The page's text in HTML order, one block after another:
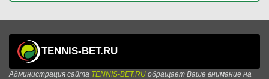
TENNIS-BET.RU
Администрация сайта TENNIS-BET.RU обращает Ваше внимание на